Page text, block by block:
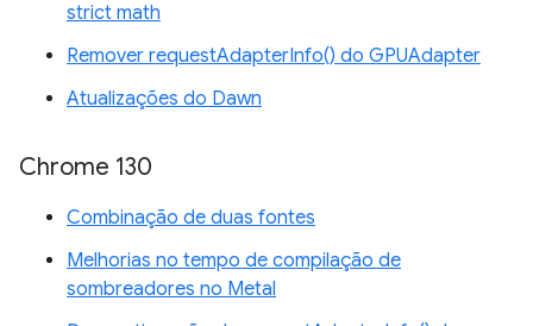
strict math
Remover requestAdapterInfo() do GPUAdapter
Atualizações do Dawn
Chrome 130
Combinação de duas fontes
Melhorias no tempo de compilação de
sombreadores no Metal